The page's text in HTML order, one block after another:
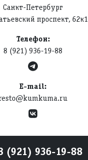
Санкт-Петербург
проспект, 62к1
Телефон:
8 (921) 936-19-88
E-mail:
(921) 936-19-88